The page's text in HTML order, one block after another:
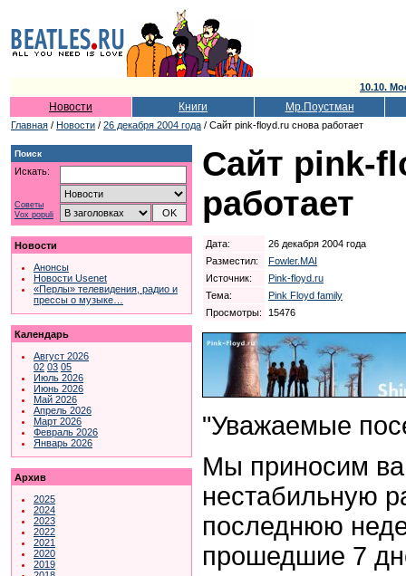
10.10.
Новости Книги Мр.Поустман
Главная / Новости / 26 декабря 2004 года / Сайт pink-floyd.ru снова работает
Поиск
Искать:
Советы
Vox populi
Новости
Анонсы
Новости Usenet
«Перлы» телевидения, радио и
прессы о музыке…
Календарь
Август 2026
02 03 05
Июль 2026
Июнь 2026
Май 2026
Апрель 2026
Март 2026
Февраль 2026
Январь 2026
Архив
2025
2024
2023
2022
2021
2020
2019
Сайт pink-
работает
Дата:
26 декабря 2004 года
Разместил:
Fowler.MAI
Источник:
Pink-floyd.ru
Тема:
Pink Floyd family
Просмотры:
15476
"Уважаемые
Мы приносим
нестабильную
последнюю
прошедшие 7